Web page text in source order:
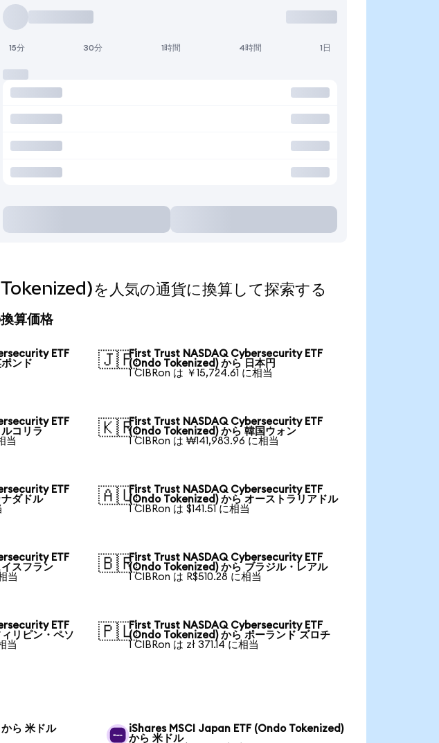
15分 30分 1時間 4時間 1日
を人気の通貨に換算して探索する
算価格
ETF
ンド
🇯🇵First Trust NASDAQ Cybersecurity ETF
(Ondo Tokenized) から 日本円
1 CIBRon は ￥15,724.61 に相当
ETF
コリラ
当
🇰🇷First Trust NASDAQ Cybersecurity ETF
(Ondo Tokenized) から 韓国ウォン
1 CIBRon は ₩141,983.96 に相当
ETF
ダドル
🇦🇺First Trust NASDAQ Cybersecurity ETF
(Ondo Tokenized) から オーストラリアドル
1 CIBRon は $141.51 に相当
ETF
スフラン
当
🇧🇷First Trust NASDAQ Cybersecurity ETF
(Ondo Tokenized) から ブラジル・レアル
1 CIBRon は R$510.28 に相当
ETF
リピン・ペソ
当
🇵🇱First Trust NASDAQ Cybersecurity ETF
(Ondo Tokenized) から ポーランド ズロチ
1 CIBRon は zł 371.14 に相当
ら 米ドル
iShares MSCI Japan ETF (Ondo Tokenized)
から 米ドル